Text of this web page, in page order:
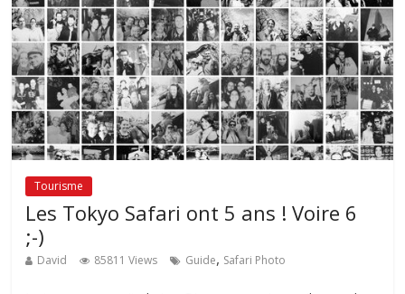
Tourisme
Les Tokyo Safari ont 5 ans ! Voire 6
;-)
David 85811 Views Guide, Safari Photo